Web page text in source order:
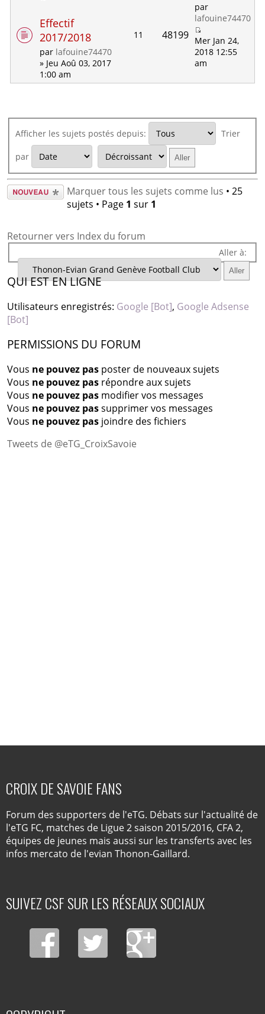
Effectif
2017/2018
par lafouine74470
» Jeu Aoû 03, 2017
1:00 am
11 48199
par
lafouine74470
Mer Jan 24,
2018 12:55
am
Afficher les sujets postés depuis: Trier
par
Écrire un
Marquer tous les sujets comme lus • 25
sujets • Page 1 sur 1
Retourner vers Index du forum
Aller à:
QUI EST EN LIGNE
Utilisateurs enregistrés: Google [Bot], Google Adsense
[Bot]
PERMISSIONS DU FORUM
Vous ne pouvez pasposter de nouveaux sujets
Vous ne pouvez pasrépondre aux sujets
Vous ne pouvez pasmodifier vos messages
Vous ne pouvez passupprimer vos messages
Vous ne pouvez pasjoindre des fichiers
Tweets de @eTG_CroixSavoie
CROIX DE SAVOIE FANS
Forum des supporters de l'eTG. Débats sur l'actualité de
l'eTG FC, matches de Ligue 2 saison 2015/2016, CFA 2,
équipes de jeunes mais aussi sur les transferts avec les
infos mercato de l'evian Thonon-Gaillard.
SUIVEZ CSF SUR LES RÉSEAUX SOCIAUX